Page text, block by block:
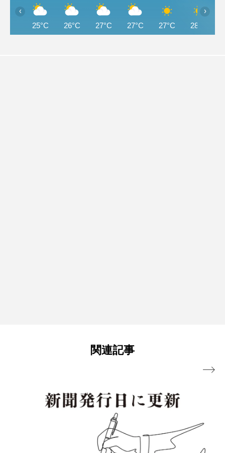
25°C 26°C 27°C 27°C 27°C 28°C
‹ ›
関連記事
